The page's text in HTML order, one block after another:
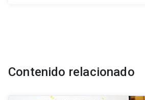
Contenido relacionado